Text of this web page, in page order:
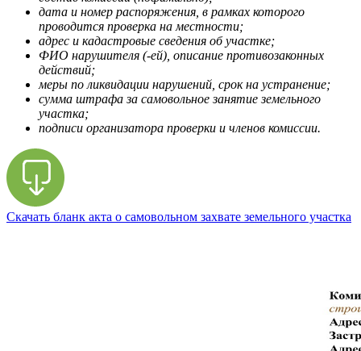
дата и номер распоряжения, в рамках которого
проводится проверка на местности;
адрес и кадастровые сведения об участке;
ФИО нарушителя (-ей), описание противозаконных
действий;
меры по ликвидации нарушений, срок на устранение;
сумма штрафа за самовольное занятие земельного
участка;
подписи организатора проверки и членов комиссии.
Скачать бланк акта о самовольном захвате земельного участка